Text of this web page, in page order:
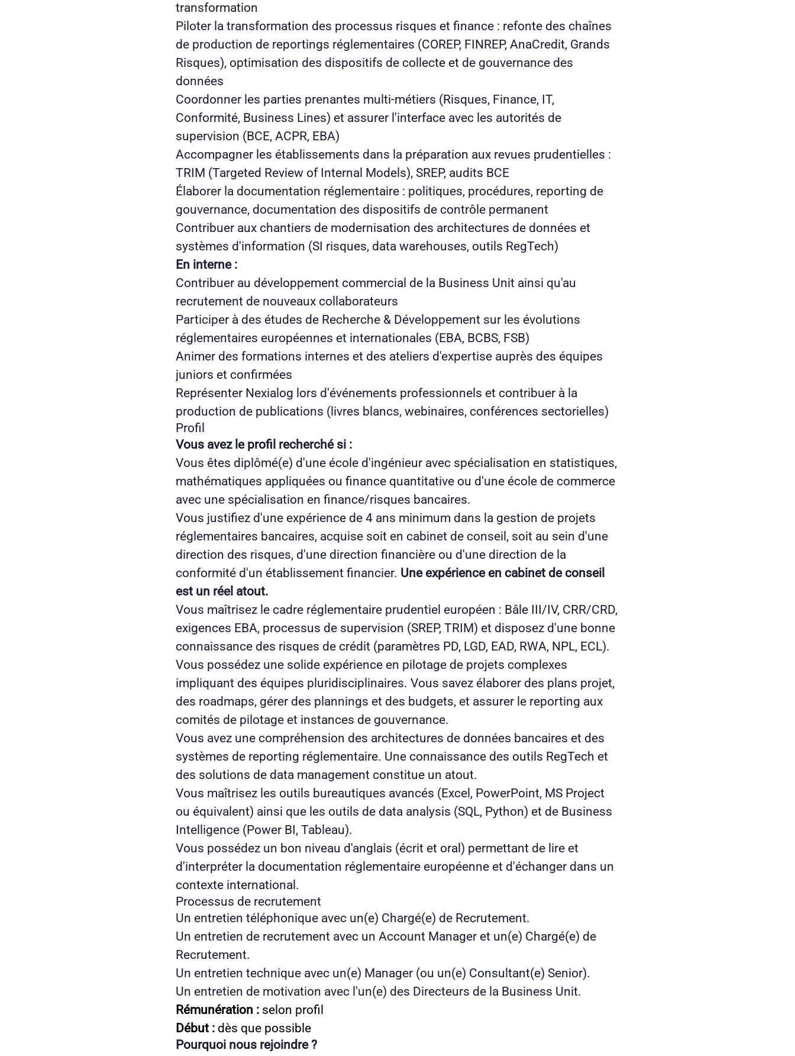
transformation
Piloter la transformation des processus risques et finance : refonte des chaînes
de production de reportings réglementaires (COREP, FINREP, AnaCredit, Grands
Risques), optimisation des dispositifs de collecte et de gouvernance des
données
Coordonner les parties prenantes multi-métiers (Risques, Finance, IT,
Conformité, Business Lines) et assurer l'interface avec les autorités de
supervision (BCE, ACPR, EBA)
Accompagner les établissements dans la préparation aux revues prudentielles :
TRIM (Targeted Review of Internal Models), SREP, audits BCE
Élaborer la documentation réglementaire : politiques, procédures, reporting de
gouvernance, documentation des dispositifs de contrôle permanent
Contribuer aux chantiers de modernisation des architectures de données et
systèmes d'information (SI risques, data warehouses, outils RegTech)
En interne :
Contribuer au développement commercial de la Business Unit ainsi qu'au
recrutement de nouveaux collaborateurs
Participer à des études de Recherche & Développement sur les évolutions
réglementaires européennes et internationales (EBA, BCBS, FSB)
Animer des formations internes et des ateliers d'expertise auprès des équipes
juniors et confirmées
Représenter Nexialog lors d'événements professionnels et contribuer à la
production de publications (livres blancs, webinaires, conférences sectorielles)
Profil
Vous avez le profil recherché si :
Vous êtes diplômé(e) d'une école d'ingénieur avec spécialisation en statistiques,
mathématiques appliquées ou finance quantitative ou d'une école de commerce
avec une spécialisation en finance/risques bancaires.
Vous justifiez d'une expérience de 4 ans minimum dans la gestion de projets
réglementaires bancaires, acquise soit en cabinet de conseil, soit au sein d'une
direction des risques, d'une direction financière ou d'une direction de la
conformité d'un établissement financier. Une expérience en cabinet de conseil
est un réel atout.
Vous maîtrisez le cadre réglementaire prudentiel européen : Bâle III/IV, CRR/CRD,
exigences EBA, processus de supervision (SREP, TRIM) et disposez d'une bonne
connaissance des risques de crédit (paramètres PD, LGD, EAD, RWA, NPL, ECL).
Vous possédez une solide expérience en pilotage de projets complexes
impliquant des équipes pluridisciplinaires. Vous savez élaborer des plans projet,
des roadmaps, gérer des plannings et des budgets, et assurer le reporting aux
comités de pilotage et instances de gouvernance.
Vous avez une compréhension des architectures de données bancaires et des
systèmes de reporting réglementaire. Une connaissance des outils RegTech et
des solutions de data management constitue un atout.
Vous maîtrisez les outils bureautiques avancés (Excel, PowerPoint, MS Project
ou équivalent) ainsi que les outils de data analysis (SQL, Python) et de Business
Intelligence (Power BI, Tableau).
Vous possédez un bon niveau d'anglais (écrit et oral) permettant de lire et
d'interpréter la documentation réglementaire européenne et d'échanger dans un
contexte international.
Processus de recrutement
Un entretien téléphonique avec un(e) Chargé(e) de Recrutement.
Un entretien de recrutement avec un Account Manager et un(e) Chargé(e) de
Recrutement.
Un entretien technique avec un(e) Manager (ou un(e) Consultant(e) Senior).
Un entretien de motivation avec l'un(e) des Directeurs de la Business Unit.
Rémunération : selon profil
Début : dès que possible
Pourquoi nous rejoindre ?